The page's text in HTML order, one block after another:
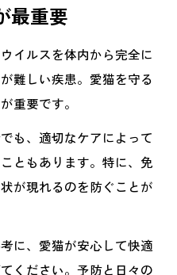
最重要
イルスを体内から完全に
難しい疾患。愛猫を守る
重要です。
も、適切なケアによって
ともあります。特に、免
が現れるのを防ぐことが
に、愛猫が安心して快適
ください。予防と日々の